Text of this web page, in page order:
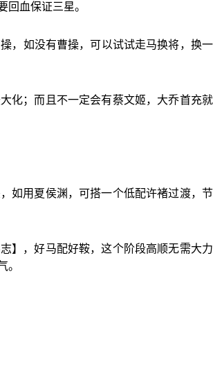
回血保证三星。
，如没有曹操，可以试试走马换将，换
化；而且不一定会有蔡文姬，大乔首充
如用夏侯渊，可搭一个低配许褚过渡，
】，好马配好鞍，这个阶段高顺无需大
。